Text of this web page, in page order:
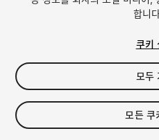
FREE
in the past
합니
쿠키
모두
모든 쿠